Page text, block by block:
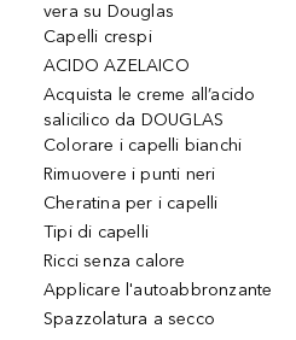
vera su Douglas
Capelli crespi
ACIDO AZELAICO
Acquista le creme all’acido
salicilico da DOUGLAS
Colorare i capelli bianchi
Rimuovere i punti neri
Cheratina per i capelli
Tipi di capelli
Ricci senza calore
Applicare l'autoabbronzante
Spazzolatura a secco